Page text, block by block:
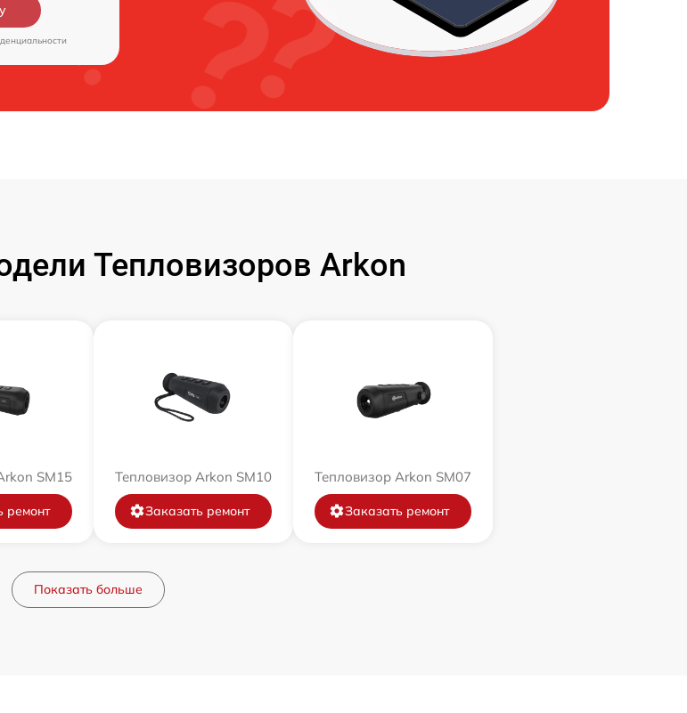
Тепловизоров Arkon
SM15
ремонт
Тепловизор Arkon SM10
Заказать ремонт
Тепловизор Arkon SM07
Заказать ремонт
Показать больше